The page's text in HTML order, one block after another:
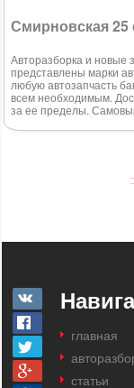
Смирновская 25
Авторазборка и новые
представлены марки авто мазда
любую автозапчасть
всем необходимым. Доставка по Москве от 1 часа, отправляем по РФ и
за ее пределы.
главная
статьи